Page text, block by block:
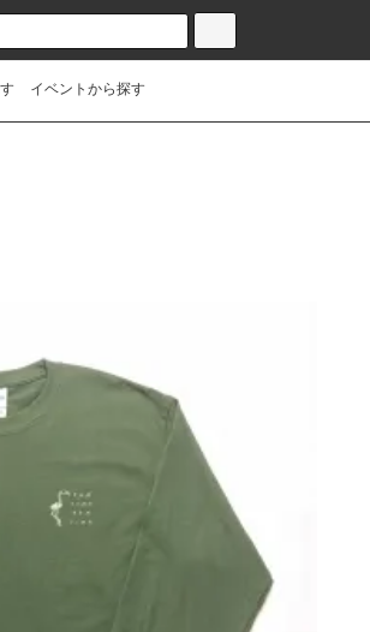
イベントから探す